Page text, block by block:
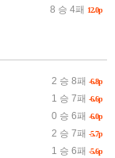
8 승 4패 12.0p
2 승 8패 -6.8p
1 승 7패 -6.6p
0 승 6패 -6.0p
2 승 7패 -5.7p
1 승 6패 -5.6p